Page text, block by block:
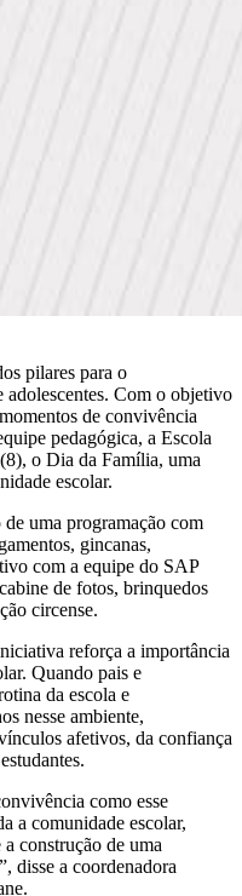
pilares para o
adolescentes. Com o objetivo
de convivência
pedagógica, a Escola
o Dia da Família, uma
escolar.
uma programação com
gincanas,
com a equipe do SAP
de fotos, brinquedos
circense.
reforça a importância
Quando pais e
da escola e
nesse ambiente,
afetivos, da confiança
como esse
a comunidade escolar,
construção de uma
disse a coordenadora